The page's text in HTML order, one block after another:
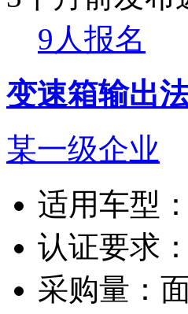
9人报名
变速箱输出
某一级企业
适用车型：
认证要求：
采购量：